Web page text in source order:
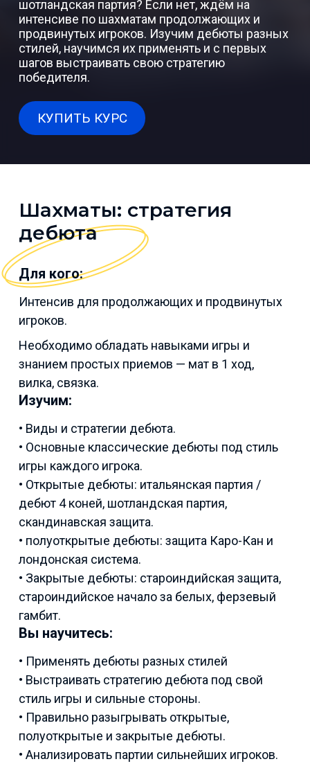
шотландская партия? Если нет, ждём на
интенсиве по шахматам продолжающих и
продвинутых игроков. Изучим дебюты разных
стилей, научимся их применять и с первых
шагов выстраивать свою стратегию
победителя.
КУПИТЬ КУРС
Шахматы: стратегия
дебюта
Для кого:
Интенсив для продолжающих и продвинутых
игроков.
Необходимо обладать навыками игры и
знанием простых приемов — мат в 1 ход,
вилка, связка.
Изучим:
• Виды и стратегии дебюта.
• Основные классические дебюты под стиль
игры каждого игрока.
• Открытые дебюты: итальянская партия /
дебют 4 коней, шотландская партия,
скандинавская защита.
• полуоткрытые дебюты: защита Каро-Кан и
лондонская система.
• Закрытые дебюты: староиндийская защита,
староиндийское начало за белых, ферзевый
гамбит.
Вы научитесь:
• Применять дебюты разных стилей
• Выстраивать стратегию дебюта под свой
стиль игры и сильные стороны.
• Правильно разыгрывать открытые,
полуоткрытые и закрытые дебюты.
• Анализировать партии сильнейших игроков.